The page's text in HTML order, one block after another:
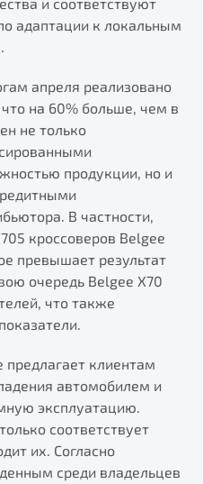
адаптации к локальным
апреля реализовано
на 60% больше, чем в
не только
продукции, но и
В частности,
кроссоверов Belgee
превышает результат
очередь Belgee X70
что также
предлагает клиентам
автомобилем и
эксплуатацию.
соответствует
их. Согласно
среди владельцев